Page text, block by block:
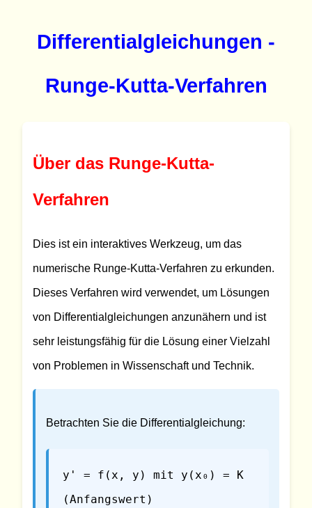
Differentialgleichungen -
Runge-Kutta-Verfahren
Über das Runge-Kutta-
Verfahren
Dies ist ein interaktives Werkzeug, um das
numerische Runge-Kutta-Verfahren zu erkunden.
Dieses Verfahren wird verwendet, um Lösungen
von Differentialgleichungen anzunähern und ist
sehr leistungsfähig für die Lösung einer Vielzahl
von Problemen in Wissenschaft und Technik.
Betrachten Sie die Differentialgleichung:
y' = f(x, y) mit y(x₀) = K
(Anfangswert)